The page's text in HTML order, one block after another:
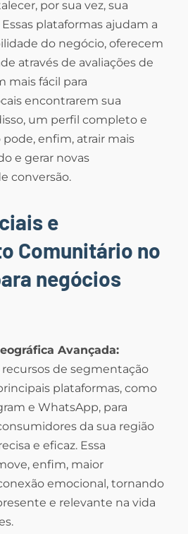
por sua vez, sua
plataformas ajudam a
do negócio, oferecem
através de avaliações de
mais fácil para
encontrarem sua
um perfil completo e
enfim, atrair mais
e gerar novas
conversão.
e
Comunitário no
negócios
Avançada:
de segmentação
plataformas, como
e WhatsApp, para
da sua região
e eficaz. Essa
enfim, maior
emocional, tornando
e relevante na vida